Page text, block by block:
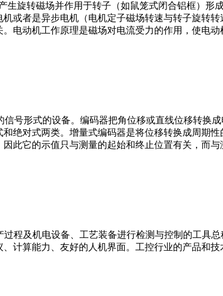
旋转磁场并作用于转子（如鼠笼式闭合铝框）形
或者是异步电机（电机定子磁场转速与转子旋转
电动机工作原理是磁场对电流受力的作用，使电动
号形式的设备。编码器把角位移或直线位移转换
绝对式两类。增量式编码器是将位移转换成周期
此它的示值只与测量的起始和终止位置有关，而与
过程及机电设备、工艺装备进行检测与控制的工具
计算能力、友好的人机界面。工控行业的产品和